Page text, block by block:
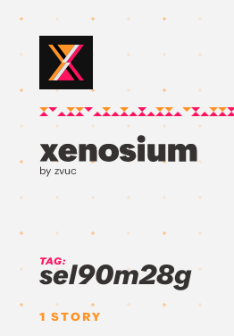
by zvuc
TAG:
sel90m28g
1 STORY